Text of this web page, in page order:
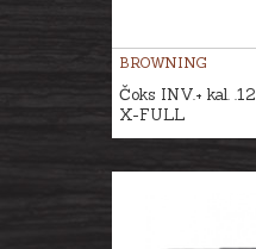
BROWNING
Čoks INV.+ kal. .12
X-FULL